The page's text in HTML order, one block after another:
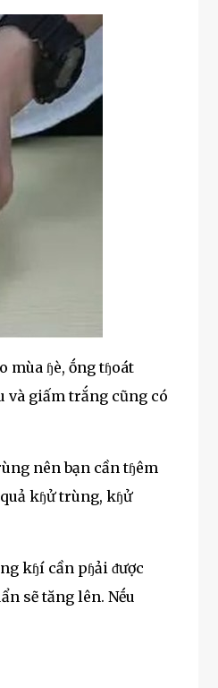
mùa ɧè, ṓng tɧoát
và giấm trắng cũng có
nên bạn cần tɧêm
kɧử trùng, kɧử
kɧí cần pɧải ᵭược
sẽ tăng lên. Nḗu